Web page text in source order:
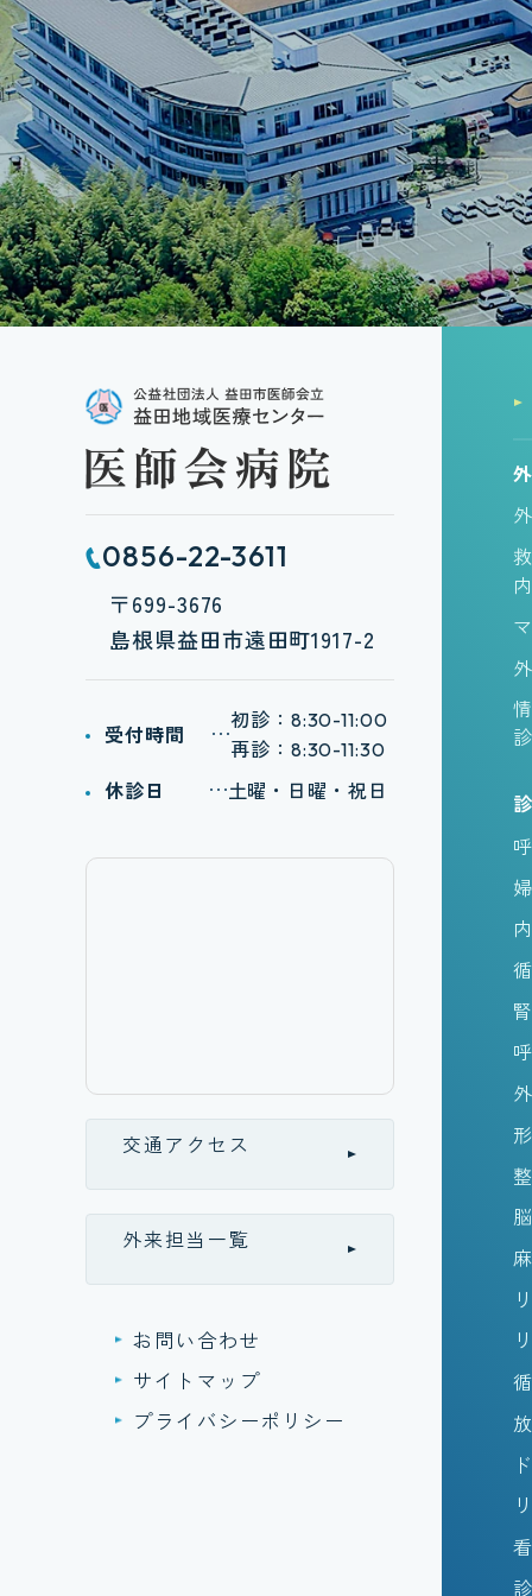
0856-22-3611
〒699-3676
島根県益田市遠田町1917-2
受付時間
初診： 8:30-11:00
再診： 8:30-11:30
休診日 土曜・日曜・祝日
交通アクセス
外来担当一覧
お問い合わせ
サイトマップ
プライバシーポリシー